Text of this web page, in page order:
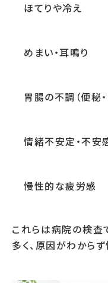
ほてりや冷え
めまい・耳鳴り
胃腸の不調（便秘・
情緒不安定・不安
慢性的な疲労感
これらは病院の検査
多く、原因がわから